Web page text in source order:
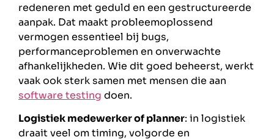
redeneren met geduld en een gestructureerde
aanpak. Dat maakt probleemoplossend
vermogen essentieel bij bugs,
performanceproblemen en onverwachte
afhankelijkheden. Wie dit goed beheerst, werkt
vaak ook sterk samen met mensen die aan
software testing doen.
Logistiek medewerker of planner: in logistiek
draait veel om timing, volgorde en